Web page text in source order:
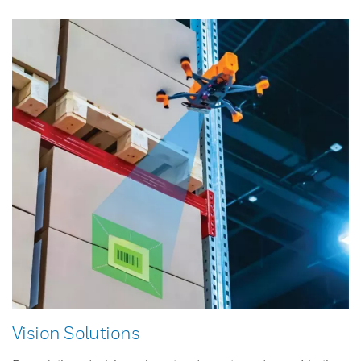
Vision Solutions